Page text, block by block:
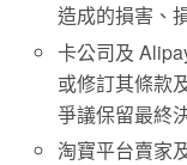
造成的損害、
卡公司及
或修訂其條款
爭議保留最終
淘寶平台賣家